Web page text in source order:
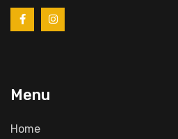
Menu
Home